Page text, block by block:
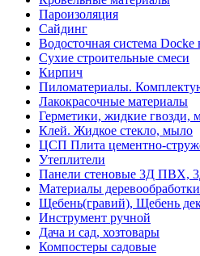
Пароизоляция
Сайдинг
Водосточная система Docke
Сухие строительные смеси
Кирпич
Пиломатериалы.
Лакокрасочные материалы
Герметики, жидкие гвозди,
Клей. Жидкое стекло, мыло
ЦСП Плита цементно-
Утеплители
Панели стеновые 3Д ПВХ,
Материалы деревообработки
Щебень(гравий), Щебень
Инструмент ручной
Дача и сад, хозтовары
Компостеры садовые